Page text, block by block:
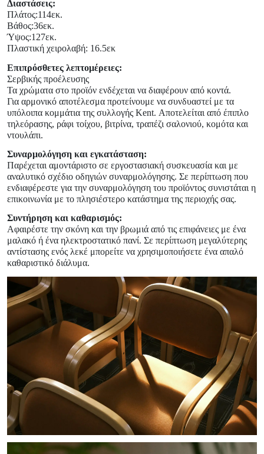
Διαστάσεις:
Πλάτος:114εκ.
Βάθος:36εκ.
Ύψος:127εκ.
Πλαστική χειρολαβή: 16.5εκ
Επιπρόσθετες λεπτομέρειες:
Σερβικής προέλευσης
Τα χρώματα στο προϊόν ενδέχεται να διαφέρουν από κοντά.
Για αρμονικό αποτέλεσμα προτείνουμε να συνδυαστεί με τα
υπόλοιπα κομμάτια της συλλογής Kent. Αποτελείται από έπιπλο
τηλεόρασης, ράφι τοίχου, βιτρίνα, τραπέζι σαλονιού, κομότα και
ντουλάπι.
Συναρμολόγηση και εγκατάσταση:
Παρέχεται αμοντάριστο σε εργοστασιακή συσκευασία και με
αναλυτικό σχέδιο οδηγιών συναρμολόγησης. Σε περίπτωση που
ενδιαφέρεστε για την συναρμολόγηση του προϊόντος συνιστάται η
επικοινωνία με το πλησιέστερο κατάστημα της περιοχής σας.
Συντήρηση και καθαρισμός:
Αφαιρέστε την σκόνη και την βρωμιά από τις επιφάνειες με ένα
μαλακό ή ένα ηλεκτροστατικό πανί. Σε περίπτωση μεγαλύτερης
αντίστασης ενός λεκέ μπορείτε να χρησιμοποιήσετε ένα απαλό
καθαριστικό διάλυμα.